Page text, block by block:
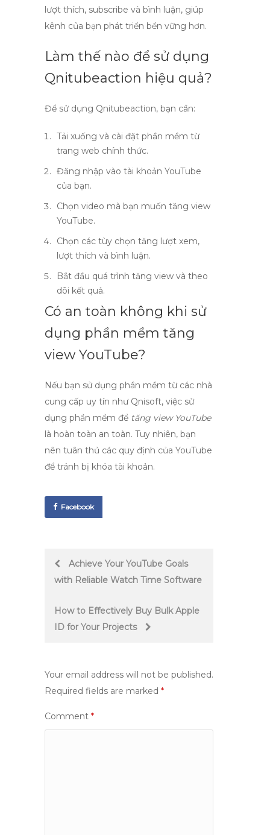
lượt thích, subscribe và bình luận, giúp
kênh của bạn phát triển bền vững hơn.
Làm thế nào để sử dụng
Qnitubeaction hiệu quả?
Để sử dụng Qnitubeaction, bạn cần:
Tải xuống và cài đặt phần mềm từ
trang web chính thức.
Đăng nhập vào tài khoản YouTube
của bạn.
Chọn video mà bạn muốn tăng view
YouTube.
Chọn các tùy chọn tăng lượt xem,
lượt thích và bình luận.
Bắt đầu quá trình tăng view và theo
dõi kết quả.
Có an toàn không khi sử
dụng phần mềm tăng
view YouTube?
Nếu bạn sử dụng phần mềm từ các nhà
cung cấp uy tín như Qnisoft, việc sử
dụng phần mềm để tăng view YouTube
là hoàn toàn an toàn. Tuy nhiên, bạn
nên tuân thủ các quy định của YouTube
để tránh bị khóa tài khoản.
Facebook
PostAchieve Your YouTube Goals
with Reliable Watch Time Software
How to Effectively Buy Bulk Apple
ID for Your Projects
Your email address will not be published.
Required fields are marked *
Comment *